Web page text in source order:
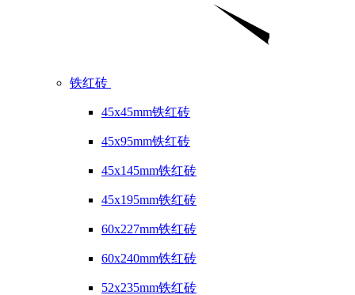
铁红砖
45x45mm铁红砖
45x95mm铁红砖
45x145mm铁红砖
45x195mm铁红砖
60x227mm铁红砖
60x240mm铁红砖
52x235mm铁红砖